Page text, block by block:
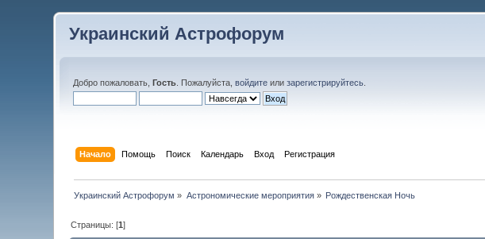
Украинский Астрофорум
Добро пожаловать,Гость . Пожалуйста,войдите илизарегистрируйтесь
Начало Помощь Поиск Календарь Вход Регистрация
Украинский Астрофорум » Астрономические мероприятия» Рождественская Ночь
Страницы: [1]